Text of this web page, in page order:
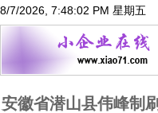
8/7/2026, 7:48:02 PM 星期五
安徽省潜山县伟峰制